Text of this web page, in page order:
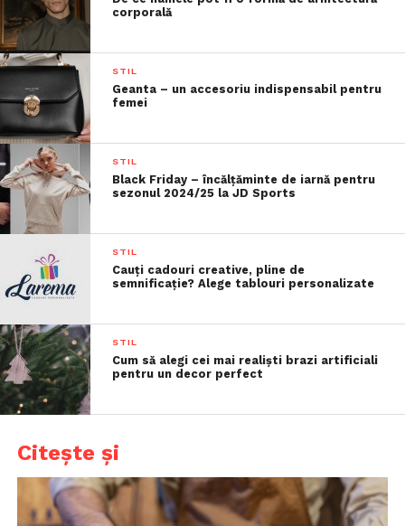
corporală
STIL
Geanta – un accesoriu indispensabil pentru
femei
STIL
Black Friday – încălțăminte de iarnă pentru
sezonul 2024/25 la JD Sports
STIL
Cauți cadouri creative, pline de
semnificație? Alege tablouri personalizate
STIL
Cum să alegi cei mai realiști brazi artificiali
pentru un decor perfect
Citește și